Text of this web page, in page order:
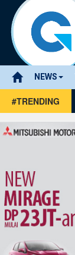
NEWS
#TRENDING